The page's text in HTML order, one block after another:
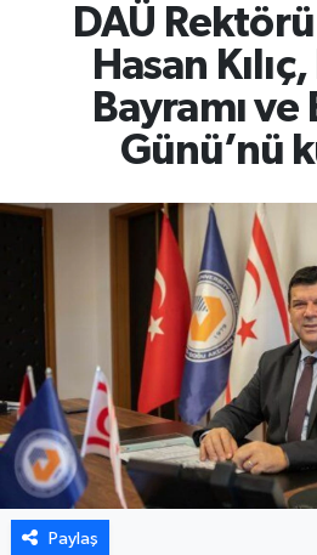
DAÜ
Hasan
Bayramı
Günü’nü
Paylaş
Son Dakika Haberleri
Haber Arşivi